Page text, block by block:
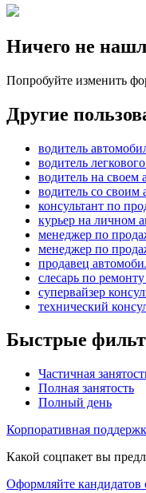
Ничего не
Попробуйте изменить
Другие
водитель
водитель
водитель на своем
водитель со своим
консультант по
курьер на личном
менеджер по
менеджер по
продавец
слесарь по
супервайзер
технический
Быстрые
Частичная
Полная занятость
Полный день
Корпоративная
Какой соцпакет вы
Оформляйте кандидатов